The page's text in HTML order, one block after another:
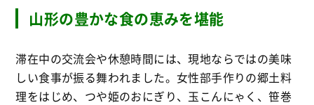
山形の豊かな食の恵みを堪能
滞在中の交流会や休憩時間には、現地ならではの美味
しい食事が振る舞われました。女性部手作りの郷土料
理をはじめ、つや姫のおにぎり、玉こんにゃく、笹巻